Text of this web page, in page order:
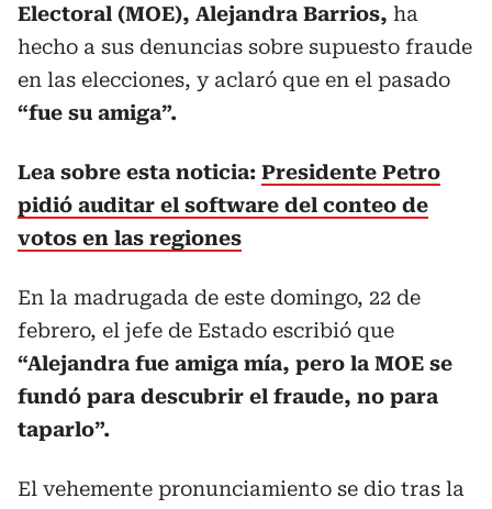
Electoral (MOE), Alejandra Barrios, ha
hecho a sus denuncias sobre supuesto fraude
en las elecciones, y aclaró que en el pasado
“fue su amiga”.
Lea sobre esta noticia: Presidente Petro
pidió auditar el software del conteo de
votos en las regiones
En la madrugada de este domingo, 22 de
febrero, el jefe de Estado escribió que
“Alejandra fue amiga mía, pero la MOE se
fundó para descubrir el fraude, no para
taparlo”.
El vehemente pronunciamiento se dio tras la